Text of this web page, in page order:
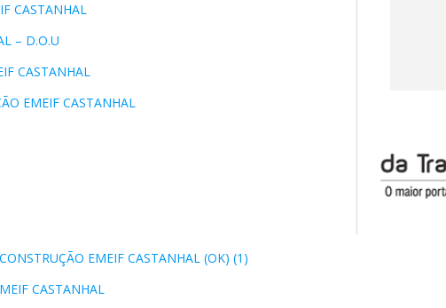
CASTANHAL
– D.O.U
CASTANHAL
EMEIF CASTANHAL
EMEIF CASTANHAL (OK) (1)
CASTANHAL